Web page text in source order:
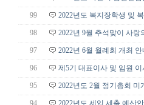
99 2022년도 복지장학생 및
98 2022년 9월 추석맞이 사랑
97 2022년 6월 월례회 개최 안
96 제5기 대표이사 및 임원
95 2022년도 2월 정기총회 미
94 2022년도 세입,세출 예산안